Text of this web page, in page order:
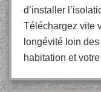
d’installer
Téléchargez vite
longévité loin
habitation et